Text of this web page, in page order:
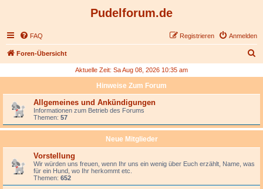
Pudelforum.de
FAQ Anmelden
Registrieren
Foren-Übersicht
h
Aktuelle Zeit: Sa Aug 08, 2026 10:35 am
Hinweise Zum Forum
Allgemeines und Ankündigungen
Informationen zum Betrieb des Forums
Themen: 57
Neue Mitglieder
Vorstellung
Wir würden uns freuen, wenn Ihr uns ein wenig über Euch erzählt, Name, was
für ein Hund, wo Ihr herkommt etc.
Themen: 652